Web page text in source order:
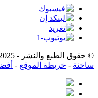
© حقوق الطبع والنشر - 2025: جميع الحقوق محفوظة.
ساخنة - خريطة الموقع -